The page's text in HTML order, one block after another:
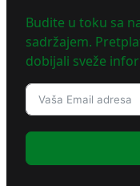
Budite u toku sa
sadržajem.
dobijali sveže